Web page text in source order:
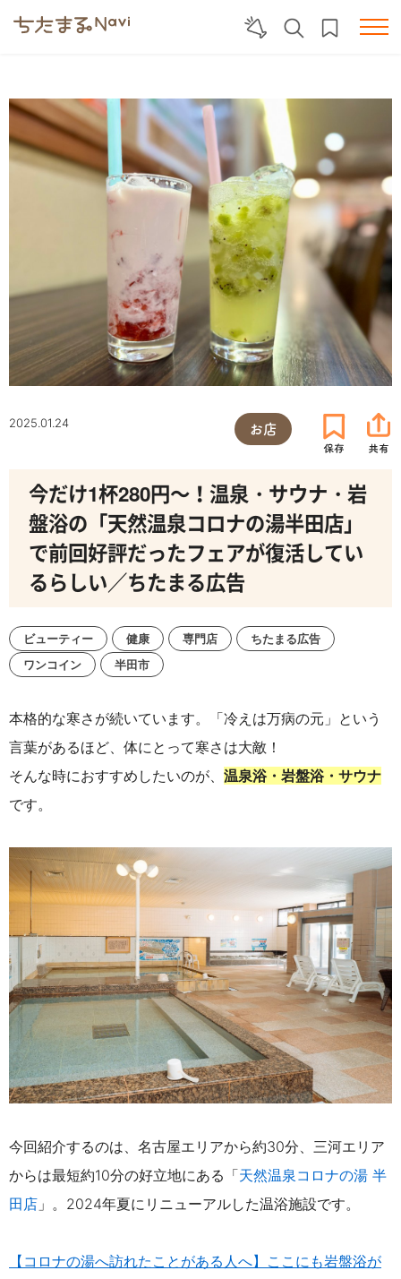
2025.01.24 お店
今だけ1杯280円～！温泉・サウナ・岩
盤浴の「天然温泉コロナの湯半田店」
で前回好評だったフェアが復活してい
るらしい／ちたまる広告
ビューティー 健康 専門店
ちたまる広告
ワンコイン
半田市
本格的な寒さが続いています。「冷えは万病の元」という
言葉があるほど、体にとって寒さは大敵！
そんな時におすすめしたいのが、 温泉浴・ 岩盤浴・サウナ
です。
今回紹介するのは、 名古屋エリアから約30分、三河エリア
からは最短約10分の好立地にある 「天然温泉コロナの湯 半
田店 」。 2024年夏にリニューアルした温浴施設です。
【コロナの湯へ訪れたことがある人へ】ここにも岩盤浴が